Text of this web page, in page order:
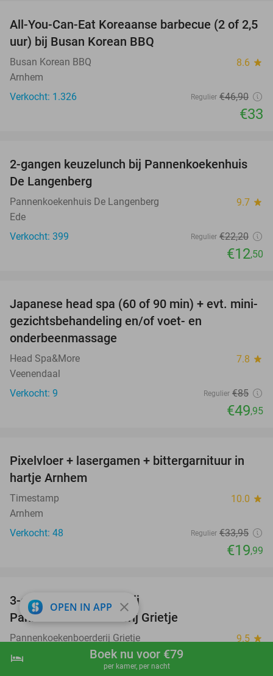
shopping_cart Boek nu
hotel Boek nu voor €79
per kamer, per nacht
30%
All-You-Can-Eat Koreaanse barbecue (2 of 2,5
uur) bij Busan Korean BBQ
Busan Korean BBQ 8.6 star
Arnhem
Verkocht: 1.326
Regulier €46,90
€33
44%
2-gangen keuzelunch bij Pannenkoekenhuis
De Langenberg
Pannenkoekenhuis De Langenberg 9.7 star
Ede
Verkocht: 399
Regulier €22,20
€12,50
41%
Japanese head spa (60 of 90 min) + evt. mini-
gezichtsbehandeling en/of voet- en
onderbeenmassage
Head Spa&More 7.8 star
Veenendaal
Verkocht: 9
Regulier €85
€49,95
41%
Pixelvloer + lasergamen + bittergarnituur in
hartje Arnhem
Timestamp 10.0 star
Arnhem
Verkocht: 48
Regulier €33,95
€19,99
3-gangen keuzediner bij
Pannenkoekenboerderij Grietje
Pannenkoekenboerderij Grietje 9.5 star
Scherpenzeel
OPEN IN APP close